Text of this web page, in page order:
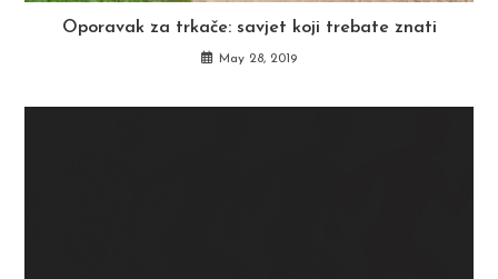
Oporavak za trkače: savjet koji trebate znati
May 28, 2019